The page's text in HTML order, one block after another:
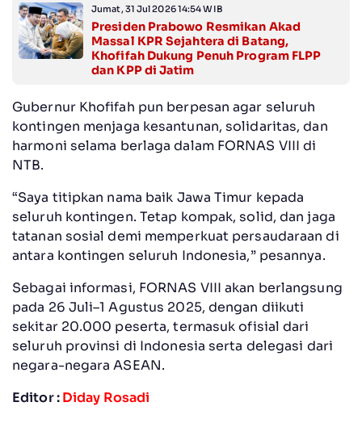
Jumat, 31 Jul 2026 14:54 WIB
Presiden Prabowo Resmikan Akad
Massal KPR Sejahtera di Batang,
Khofifah Dukung Penuh Program FLPP
dan KPP di Jatim
Gubernur Khofifah pun berpesan agar seluruh
kontingen menjaga kesantunan, solidaritas, dan
harmoni selama berlaga dalam FORNAS VIII di
NTB.
“Saya titipkan nama baik Jawa Timur kepada
seluruh kontingen. Tetap kompak, solid, dan jaga
tatanan sosial demi memperkuat persaudaraan di
antara kontingen seluruh Indonesia,” pesannya.
Sebagai informasi, FORNAS VIII akan berlangsung
pada 26 Juli–1 Agustus 2025, dengan diikuti
sekitar 20.000 peserta, termasuk ofisial dari
seluruh provinsi di Indonesia serta delegasi dari
negara-negara ASEAN.
Editor :Diday Rosadi